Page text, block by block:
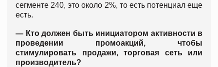
сегменте 240, это около 2%, то есть потенциал еще
есть.
— Кто должен быть инициатором активности в
проведении промоакций, чтобы
стимулировать продажи, торговая сеть или
производитель?